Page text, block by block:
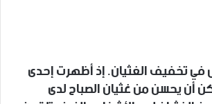
في تخفيف الغثيان. إذ أظهرت إحدى
أن يحسن من غثيان الصباح لدى